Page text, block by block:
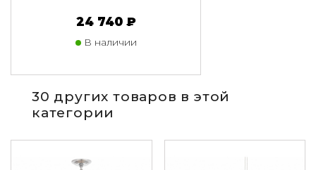
24 740 ₽
В наличии
30 других товаров в этой
категории